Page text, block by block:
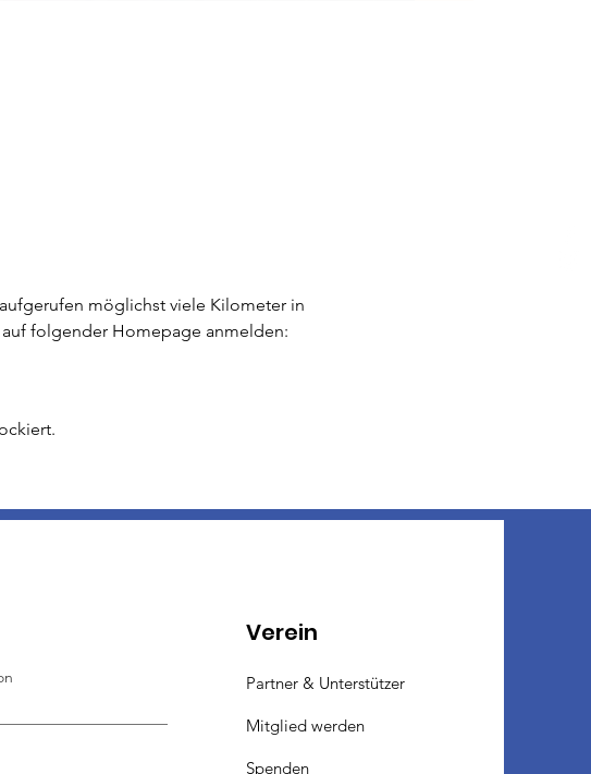
möglichst viele Kilometer in
folgender Homepage anmelden:
Verein
Partner & Unterstützer
Mitglied werden
Spenden